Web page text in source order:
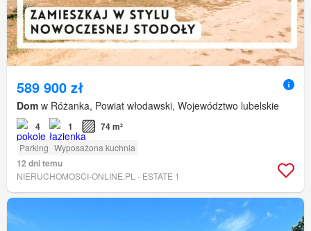
589 900 zł
Dom w Różanka, Powiat włodawski, Województwo lubelskie
4 1 74 m²
Parking Wyposażona kuchnia
12 dni temu
NIERUCHOMOSCI-ONLINE.PL - ESTATE 1